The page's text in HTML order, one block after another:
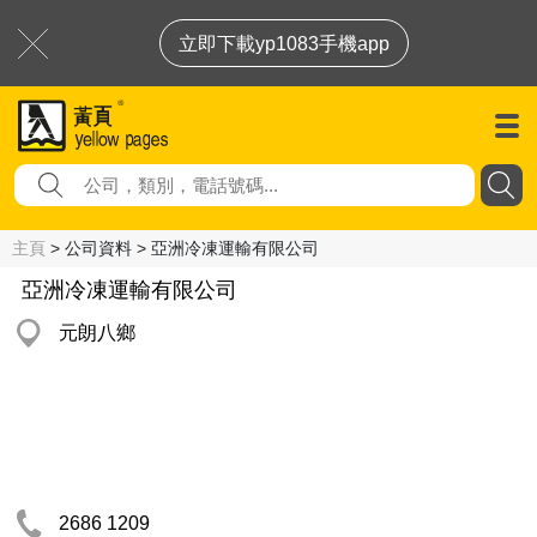
立即下載yp1083手機app
主頁 > 公司資料 > 亞洲冷凍運輸有限公司
亞洲冷凍運輸有限公司
元朗八鄉
2686 1209